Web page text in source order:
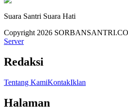
Suara Santri Suara Hati
Copyright 2026
Server
Redaksi
Tentang KamiKontakIklan
Halaman